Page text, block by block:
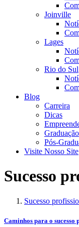
Joinville
Lages
Rio do Sul
Blog
Carreira
Dicas
Graduação
Pós-
Visite Nosso Site
Sucesso
Sucesso
Caminhos para o